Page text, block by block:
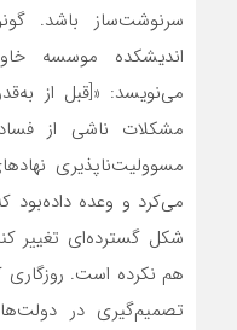
سرنوشت‌ساز باشد.
اندیشکده موسسه
مشکلات ناشی از
می‌کرد و وعده داده‌بود
شکل گسترده‌ای تغییر
هم نکرده است. روزگاری
تصمیم‌گیری در